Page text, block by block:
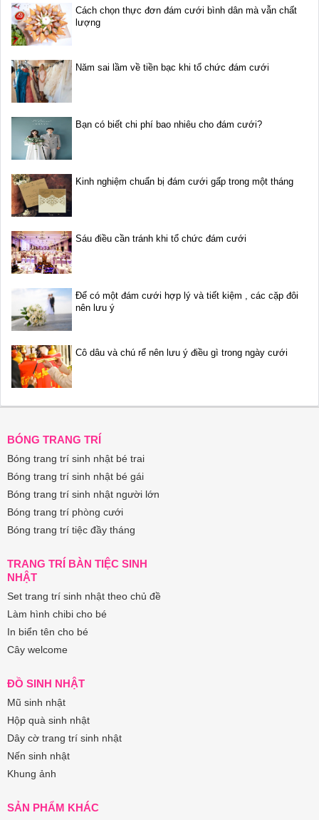
Cách chọn thực đơn đám cưới bình dân mà vẫn chất
lượng
Năm sai lầm về tiền bạc khi tổ chức đám cưới
Bạn có biết chi phí bao nhiêu cho đám cưới?
Kinh nghiệm chuẩn bị đám cưới gấp trong một tháng
Sáu điều cần tránh khi tổ chức đám cưới
Để có một đám cưới hợp lý và tiết kiệm , các cặp đôi
nên lưu ý
Cô dâu và chú rể nên lưu ý điều gì trong ngày cưới
BÓNG TRANG TRÍ
Bóng trang trí sinh nhật bé trai
Bóng trang trí sinh nhật bé gái
Bóng trang trí sinh nhật người lớn
Bóng trang trí phòng cưới
Bóng trang trí tiệc đầy tháng
TRANG TRÍ BÀN TIỆC SINH
NHẬT
Set trang trí sinh nhật theo chủ đề
Làm hình chibi cho bé
In biển tên cho bé
Cây welcome
ĐỒ SINH NHẬT
Mũ sinh nhật
Hộp quà sinh nhật
Dây cờ trang trí sinh nhật
Nến sinh nhật
Khung ảnh
SẢN PHẨM KHÁC